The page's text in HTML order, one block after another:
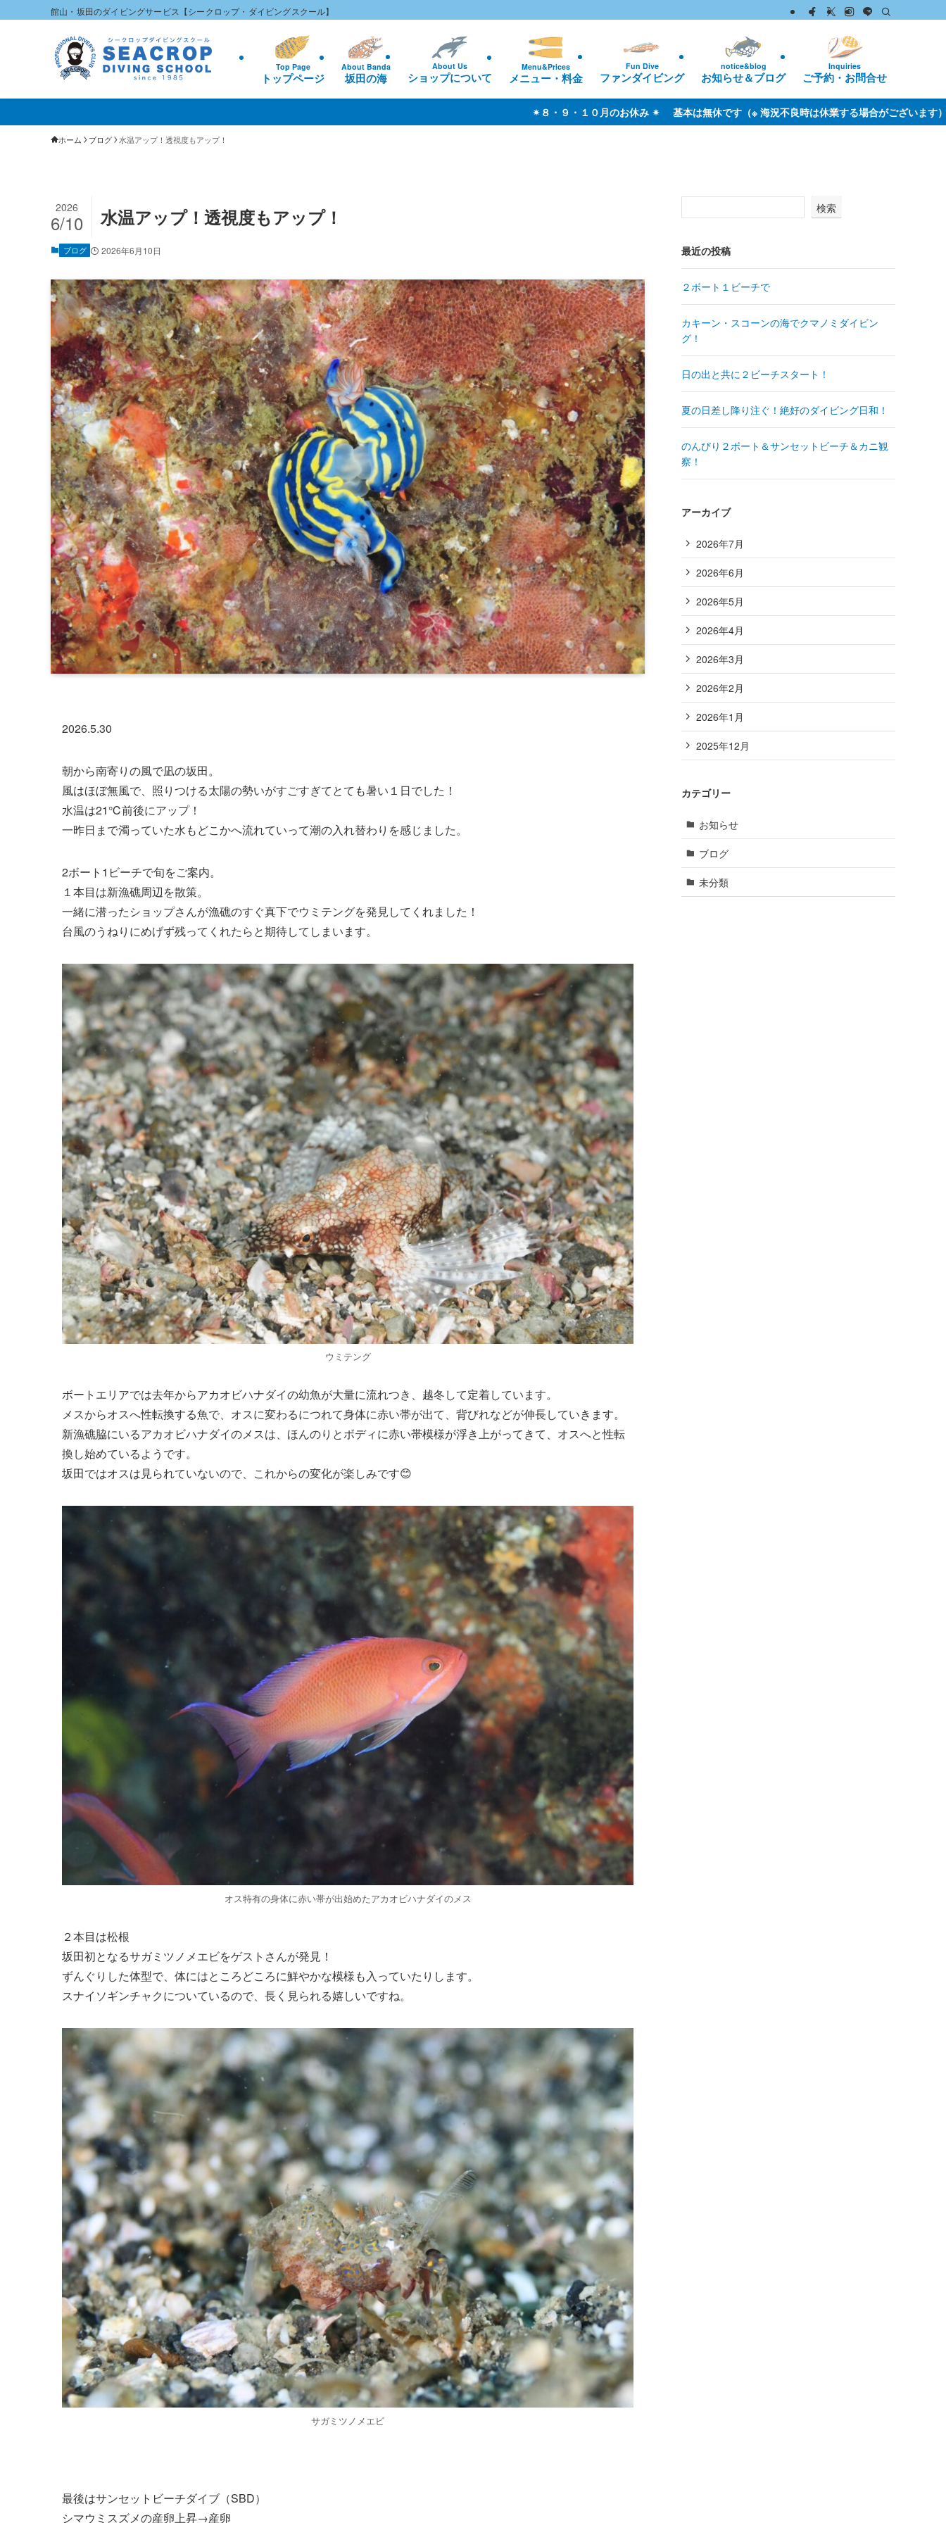
館山・坂田のダイビングサービス【シークロップ・ダイビングスクール】
Top Page
トップページ
About Banda
坂田の海
About Us
ショップについて
Menu&Prices
メニュー・料金
Fun Dive
ファンダイビング
notice&blog
お知らせ＆ブログ
Inquiries
ご予約・お問合せ
✴︎８・９・１０月のお休み ✴︎ 基本は無休です（※ 海況不良時は休業する場合がございます）
ホーム ブログ 水温アップ！透視度もアップ！
水温アップ！透視度もアップ！
2026
6/10
ブログ 2026年6月10日
2026.5.30
朝から南寄りの風で凪の坂田。
風はほぼ無風で、照りつける太陽の勢いがすごすぎてとても暑い１日でした！
水温は21℃前後にアップ！
一昨日まで濁っていた水もどこかへ流れていって潮の入れ替わりを感じました。
2ボート1ビーチで旬をご案内。
１本目は新漁礁周辺を散策。
一緒に潜ったショップさんが漁礁のすぐ真下でウミテングを発見してくれました！
台風のうねりにめげず残ってくれたらと期待してしまいます。
ウミテング
ボートエリアでは去年からアカオビハナダイの幼魚が大量に流れつき、越冬して定着しています。
メスからオスへ性転換する魚で、オスに変わるにつれて身体に赤い帯が出て、背びれなどが伸長していきます。
新漁礁脇にいるアカオビハナダイのメスは、ほんのりとボディに赤い帯模様が浮き上がってきて、オスへと性転
換し始めているようです。
坂田ではオスは見られていないので、これからの変化が楽しみです😊
オス特有の身体に赤い帯が出始めたアカオビハナダイのメス
２本目は松根
坂田初となるサガミツノメエビをゲストさんが発見！
ずんぐりした体型で、体にはところどころに鮮やかな模様も入っていたりします。
スナイソギンチャクについているので、長く見られる嬉しいですね。
サガミツノメエビ
最後はサンセットビーチダイブ（SBD）
シマウミスズメの産卵上昇→産卵
検索
最近の投稿
２ボート１ビーチで
カキーン・スコーンの海でクマノミダイビン
グ！
日の出と共に２ビーチスタート！
夏の日差し降り注ぐ！絶好のダイビング日和！
のんびり２ボート＆サンセットビーチ＆カニ観
察！
アーカイブ
2026年7月
2026年6月
2026年5月
2026年4月
2026年3月
2026年2月
2026年1月
2025年12月
カテゴリー
お知らせ
ブログ
未分類